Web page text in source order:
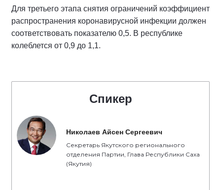
Для третьего этапа снятия ограничений коэффициент
распространения коронавирусной инфекции должен
соответствовать показателю 0,5. В республике
колеблется от 0,9 до 1,1.
Спикер
Николаев Айсен Сергеевич
Секретарь Якутского регионального
отделения Партии, Глава Республики Саха
(Якутия)